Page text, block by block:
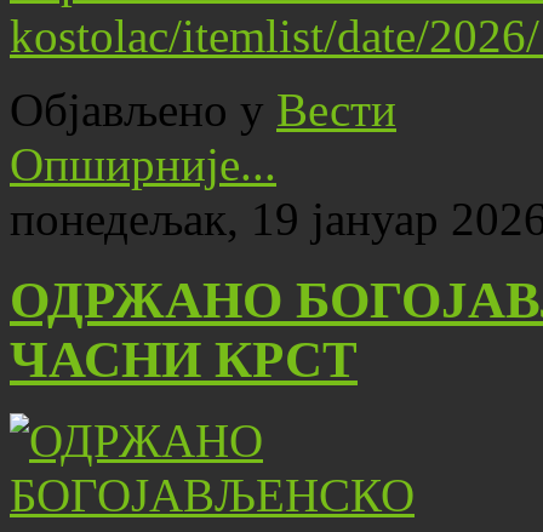
kostolac/itemlist/date/
Објављено у Вести
Опширније...
понедељак, 19 јануар
ОДРЖАНО
ЧАСНИ КРСТ